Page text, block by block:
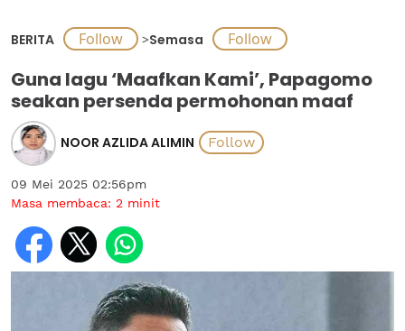
BERITA >Semasa
Guna lagu ‘Maafkan Kami’, Papagomo
seakan persenda permohonan maaf
NOOR AZLIDA ALIMIN
09 Mei 2025 02:56pm
Masa membaca: 2 minit